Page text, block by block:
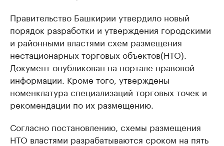
Правительство Башкирии утвердило новый
порядок разработки и утверждения городскими
и районными властями схем размещения
нестационарных торговых объектов(НТО).
Документ опубликован на портале правовой
информации. Кроме того, утверждены
номенклатура специализаций торговых точек и
рекомендации по их размещению.
Согласно постановлению, схемы размещения
НТО властями разрабатываются сроком на пять